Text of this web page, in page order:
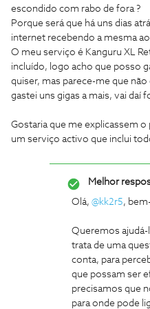
escondido com rabo de fora ?
Porque será que há uns dias
internet recebendo a mesma
O meu serviço é Kanguru XL
incluído, logo acho que posso
quiser, mas parece-me que
gastei uns gigas a mais, vai daí
Gostaria que me explicassem
um serviço activo que inclui
Melhor
Olá, @kk2r5,
Queremos
trata de uma
conta, para
que possam ser
precisamos que
para onde pode